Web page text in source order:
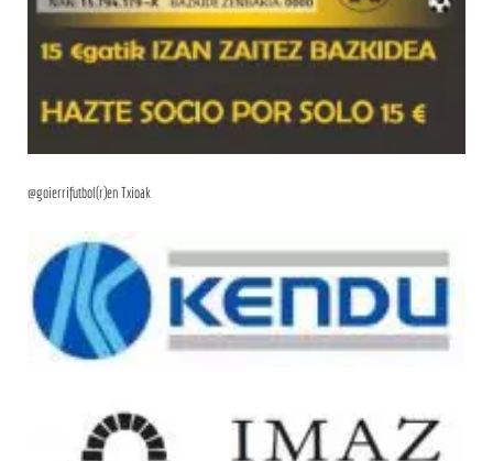
@goierrifutbol(r)en Txioak